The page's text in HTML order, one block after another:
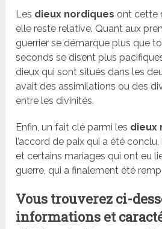
Les dieux nordiques ont cette
elle reste relative. Quant aux
guerrier se démarque plus que
seconds se disent plus
dieux qui sont situés dans les
avait des assimilations ou des
entre les divinités.
Enfin, un fait clé parmi les dieux
l’accord de paix qui a été conclu,
et certains mariages qui ont eu
guerre, qui a finalement été
Vous trouverez ci-
informations et